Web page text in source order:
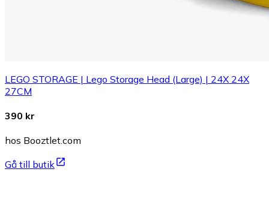
LEGO STORAGE | Lego Storage Head (Large) | 24X 24X
27CM
390 kr
hos Booztlet.com
Gå till butik